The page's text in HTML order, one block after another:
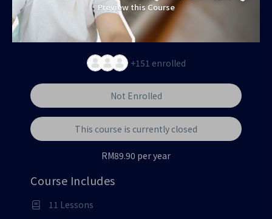
Preview this Course
+151 enrolled
Not Enrolled
This course is currently closed
RM89.90 per year
Course Includes
11 Lessons